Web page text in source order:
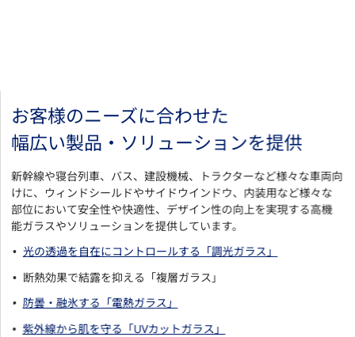
お客様のニーズに合わせた
幅広い製品・ソリューションを提供
新幹線や寝台列車、バス、建設機械、トラクターなど様々な車両向
けに、ウィンドシールドやサイドウインドウ、内装用など様々な
部位において安全性や快適性、デザイン性の向上を実現する高機
能ガラスやソリューションを提供しています。
光の透過を自在にコントロールする「調光ガラス」
断熱効果で結露を抑える「複層ガラス」
防曇・融氷する「電熱ガラス」
紫外線から肌を守る「UVカットガラス」